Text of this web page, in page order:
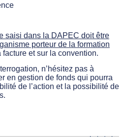
saisi dans la DAPEC doit être
porteur de la formation
et sur la convention.
n’hésitez pas à
en gestion de fonds qui pourra
de l’action et la possibilité de